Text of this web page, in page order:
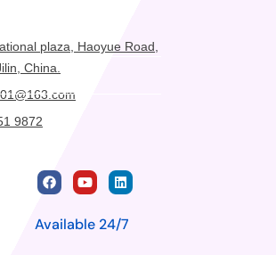
plaza, Haoyue Road,
China.
9872
Available 24/7